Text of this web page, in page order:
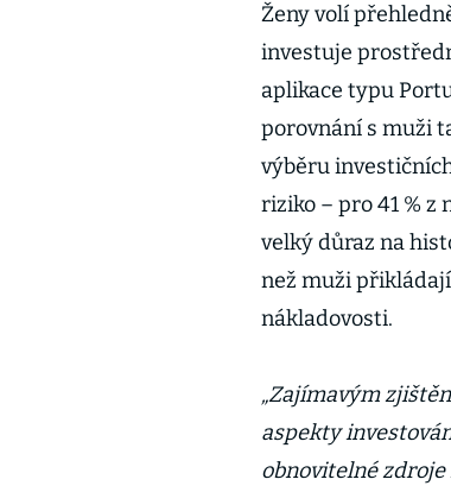
Ženy volí
investuje
aplikace typu
porovnání s muži
výběru
riziko – pro 41 %
velký důraz na
než muži
nákladovosti.
„Zajímavým
aspekty
obnovitelné